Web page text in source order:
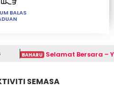
BALAS
BAHARU Selamat Bersara –
SEMASA